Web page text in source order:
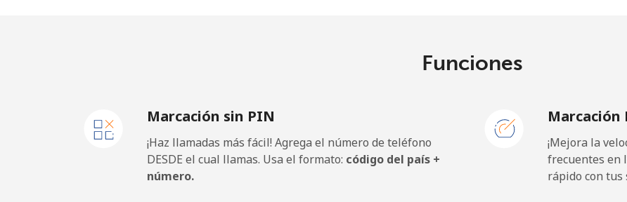
Celular 17 min por ⁦$10⁩
Malaysia
Funciones
Marcación sin PIN
¡Haz llamadas más fácil! Agrega el número de teléfono
DESDE el cual llamas. Usa el formato: código del país +
número.
Marcación
¡Mejora la
frecuentes en
rápido con tus